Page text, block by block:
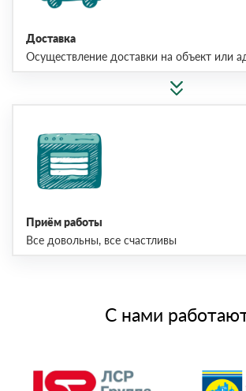
Доставка
Осуществление доставки на объект или
Приём работы
Все довольны, все счастливы
С нами